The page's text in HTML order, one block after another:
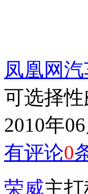
凤凰网
可选择
2010年
有评论0
荣威主